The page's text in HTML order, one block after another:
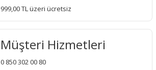
999,00 TL üzeri ücretsiz
Müşteri Hizmetleri
0 850 302 00 80